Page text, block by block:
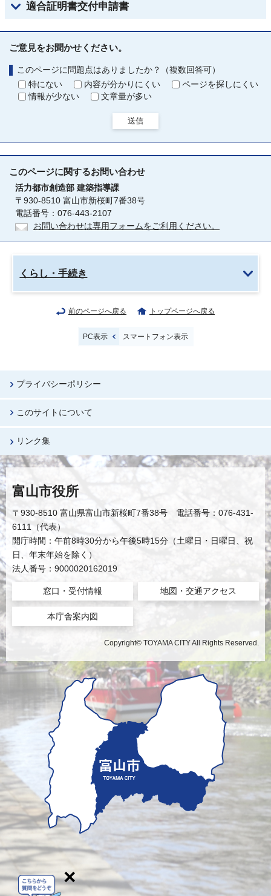
適合証明書交付申請書
ご意見をお聞かせください。
このページに問題点はありましたか？（複数回答可）
特にない
内容が分かりにくい
ページを探しにくい
情報が少ない
文章量が多い
送信
このページに関するお問い合わせ
活力都市創造部 建築指導課
〒930-8510 富山市新桜町7番38号
電話番号：076-443-2107
お問い合わせは専用フォームをご利用ください。
くらし・手続き
前のページへ戻る トップページへ戻る
PC表示 スマートフォン表示
プライバシーポリシー
このサイトについて
リンク集
富山市役所
〒930-8510 富山県富山市新桜町7番38号 電話番号：076-431-
6111（代表）
開庁時間：午前8時30分から午後5時15分（土曜日・日曜日、祝
日、年末年始を除く）
法人番号：9000020162019
窓口・受付情報 地図・交通アクセス
本庁舎案内図
Copyright© TOYAMA CITY All Rights Reserved.
×